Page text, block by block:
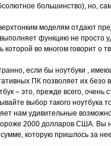
большинство), но,
моделям отдают
функцию не просто
которой во многом говорит о
если бы ноутбуки ,
ПК позволяет их безо
– это, прежде всего, очень
выбор такого ноутбука
нам удивительные
2000 долларов США. Вы
которую пришлось за